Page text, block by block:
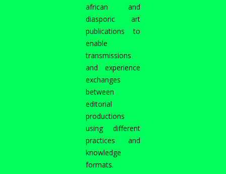
african and
diasporic art
publications to
enable
transmissions
and experience
exchanges
between
editorial
productions
using different
practices and
knowledge
formats.